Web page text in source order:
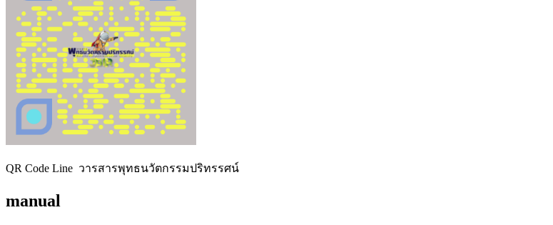
QR Code Line วารสารพุทธนวัตกรรมปริทรรศน์
manual